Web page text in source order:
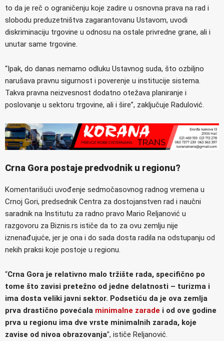
to da je reč o ograničenju koje zadire u osnovna prava na rad i
slobodu preduzetništva zagarantovanu Ustavom, uvodi
diskriminaciju trgovine u odnosu na ostale privredne grane, ali i
unutar same trgovine.
“Ipak, do danas nemamo odluku Ustavnog suda, što ozbiljno
narušava pravnu sigurnost i poverenje u institucije sistema.
Takva pravna neizvesnost dodatno otežava planiranje i
poslovanje u sektoru trgovine, ali i šire”, zaključuje Radulović.
Crna Gora postaje predvodnik u regionu?
Komentarišući uvođenje sedmočasovnog radnog vremena u
Crnoj Gori, predsednik Centra za dostojanstven rad i naučni
saradnik na Institutu za radno pravo Mario Reljanović u
razgovoru za Biznis.rs ističe da to za ovu zemlju nije
iznenađujuće, jer je ona i do sada dosta radila na odstupanju od
nekih praksi koje postoje u regionu.
“Crna Gora je relativno malo tržište rada, specifično po
tome što zavisi pretežno od jedne delatnosti – turizma i
ima dosta veliki javni sektor. Podsetiću da je ova zemlja
prva drastično povećala minimalne zarade i od ove godine
prva u regionu ima dve vrste minimalnih zarada, koje
zavise od nivoa obrazovanja”, ističe Reljanović.